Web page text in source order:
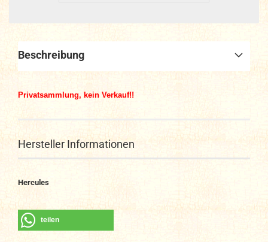
Beschreibung
Privatsammlung, kein Verkauf!!
Hersteller Informationen
Hercules
teilen